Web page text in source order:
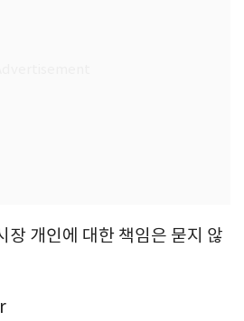
장 개인에 대한 책임은 묻지 않